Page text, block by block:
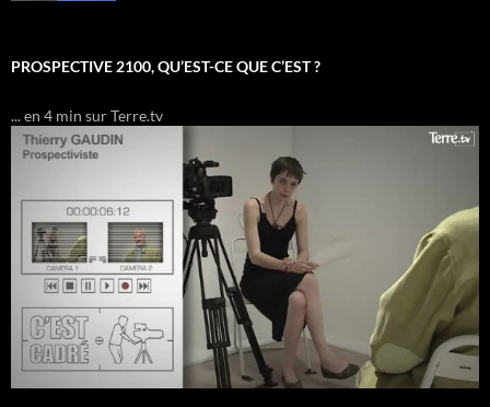
PROSPECTIVE 2100, QU’EST-CE QUE C’EST ?
... en 4 min sur Terre.tv